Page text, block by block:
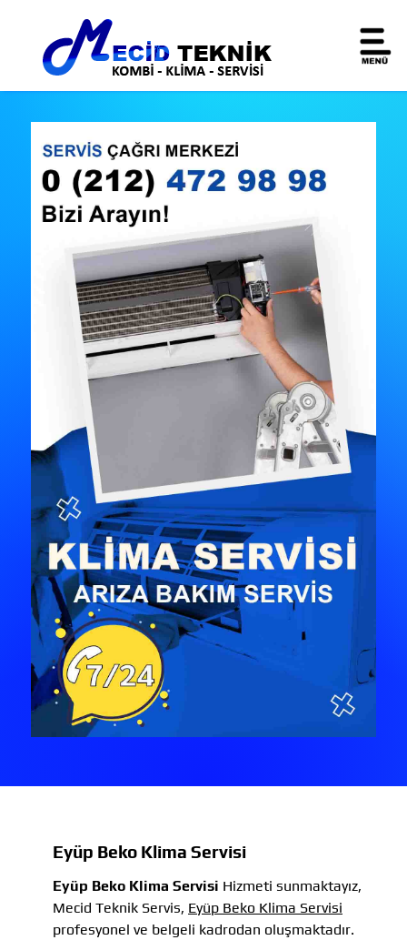
Eyüp Beko Klima Servisi
Eyüp Beko Klima Servisi Hizmeti sunmaktayız,
Mecid Teknik Servis, Eyüp Beko Klima Servisi
profesyonel ve belgeli kadrodan oluşmaktadır.